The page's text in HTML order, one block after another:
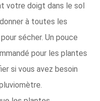
votre doigt dans le sol
à toutes les
sécher. Un pouce
pour les plantes
si vous avez besoin